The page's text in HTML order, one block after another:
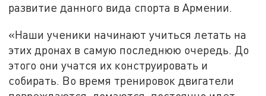
развитие данного вида спорта в Армении.
«Наши ученики начинают учиться летать на
этих дронах в самую последнюю очередь. До
этого они учатся их конструировать и
собирать. Во время тренировок двигатели